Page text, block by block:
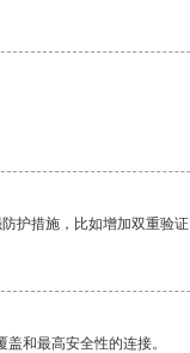
护措施，比如增加双重验
和最高安全性的连接。